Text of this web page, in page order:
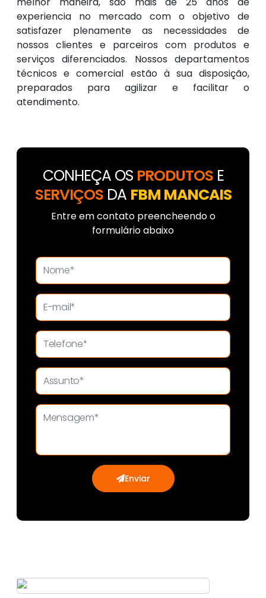
experiencia no mercado com o objetivo de
satisfazer plenamente as necessidades de
nossos clientes e parceiros com produtos e
serviços diferenciados. Nossos departamentos
técnicos e comercial estão à sua disposição,
preparados para agilizar e facilitar o
atendimento.
CONHEÇA OS PRODUTOSE
SERVIÇOSDA FBM MANCAIS
Entre em contato preencheendo o
formulário abaixo
Enviar
Mancais e rolamentos para
metalurgia